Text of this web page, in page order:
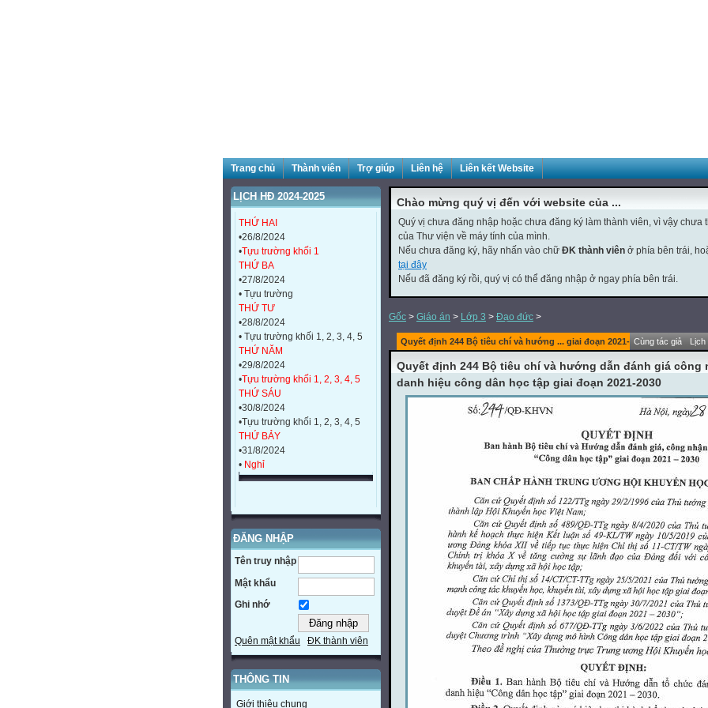
Trang chủ Thành viên Trợ giúp Liên hệ Liên kết Website
LỊCH HĐ 2024-2025
THỨ HAI
•26/8/2024
•Tựu trường khối 1
THỨ BA
•27/8/2024
• Tựu trường
THỨ TƯ
•28/8/2024
• Tựu trường khối 1, 2, 3, 4, 5
THỨ NĂM
•29/8/2024
•Tựu trường khối 1, 2, 3, 4, 5
THỨ SÁU
•30/8/2024
•Tựu trường khối 1, 2, 3, 4, 5
THỨ BẢY
•31/8/2024
• Nghỉ
ĐĂNG NHẬP
Tên truy nhập
Mật khẩu
Ghi nhớ
Quên mật khẩu ĐK thành viên
THÔNG TIN
Giới thiệu chung
Chào mừng quý vị đến với website của ...
Quý vị chưa đăng nhập hoặc chưa đăng ký làm thành viên, vì vậy chưa
của Thư viện về máy tính của mình.
Nếu chưa đăng ký, hãy nhấn vào chữ ĐK thành viên ở phía bên trái,
tại đây
Nếu đã đăng ký rồi, quý vị có thể đăng nhập ở ngay phía bên trái.
Gốc > Giáo án > Lớp 3 > Đạo đức >
Quyết định 244 Bộ tiêu chí và hướng ... giai đoạn 2021-2030Cùng tác giả
Quyết định 244 Bộ tiêu chí và hướng dẫn đánh giá công
danh hiệu công dân học tập giai đoạn 2021-2030